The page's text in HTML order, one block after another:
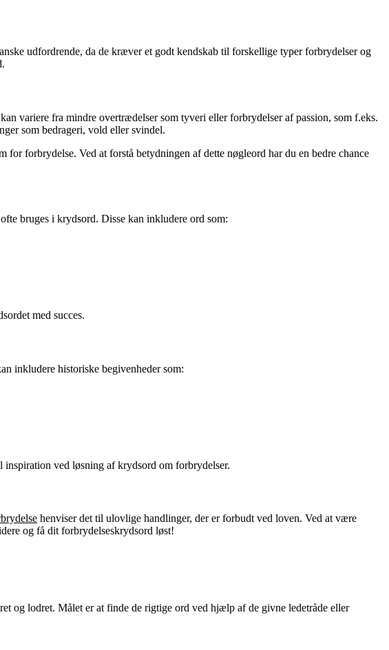
udfordrende, da de kræver et godt kendskab til forskellige typer forbrydelser og
variere fra mindre overtrædelser som tyveri eller forbrydelser af passion, som f.eks.
som bedrageri, vold eller svindel.
forbrydelse. Ved at forstå betydningen af dette nøgleord har du en bedre chance
bruges i krydsord. Disse kan inkludere ord som:
med succes.
inkludere historiske begivenheder som:
ved løsning af krydsord om forbrydelser.
henviser det til ulovlige handlinger, der er forbudt ved loven. Ved at være
og få dit forbrydelseskrydsord løst!
og lodret. Målet er at finde de rigtige ord ved hjælp af de givne ledetråde eller